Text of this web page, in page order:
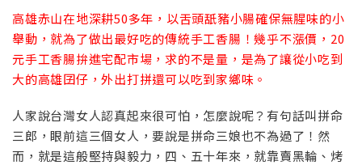
高雄赤山在地深耕50多年，以舌頭舐豬小腸確保無腥味的小
舉動，就為了做出最好吃的傳統手工香腸！幾乎不漲價，20
元手工香腸拚進宅配市場，求的不是量，是為了讓從小吃到
大的高雄囝仔，外出打拼還可以吃到家鄉味。
人家說台灣女人認真起來很可怕，怎麼說呢？有句話叫拼命
三郎，眼前這三個女人，要說是拼命三娘也不為過了！然
而，就是這般堅持與毅力，四、五十年來，就靠賣黑輪、烤